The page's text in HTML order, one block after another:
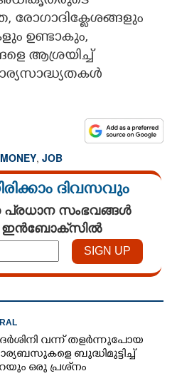
രോഗാദിക്ലേശങ്ങളും
ഉണ്ടാകും,
ആശ്രയിച്ച്
MONEY, JOB
ദിവസവും
പ്രധാന സംഭവങ്ങൾ
ഇൻബോക്സിൽ
വന്ന് തളർന്നുപോയ
ബുദ്ധിമുട്ടിച്ച്
ഒരു പ്രശ്‌നം